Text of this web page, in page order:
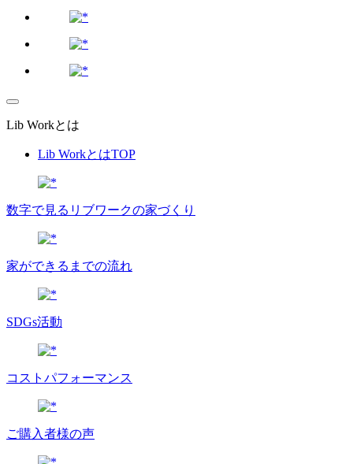
Lib Workとは
Lib WorkとはTOP
数字で⾒るリブワークの家づくり
家ができるまでの流れ
SDGs活動
コストパフォーマンス
ご購入者様の声